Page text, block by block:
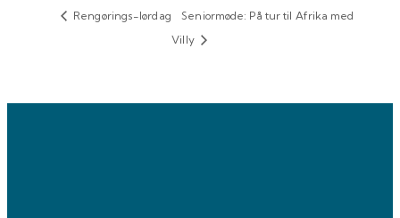
Rengørings-lørdag
Seniormøde: På tur til Afrika med
Villy